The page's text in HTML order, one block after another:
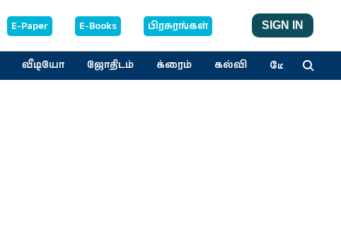
E-Paper E-Books பிரசுரங்கள் SIGN IN
வீடியோ ஜோதிடம் க்ரைம் கல்வி மேலும்